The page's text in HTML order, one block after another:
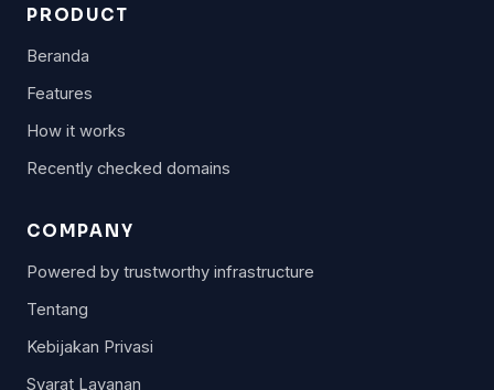
PRODUCT
Beranda
Features
How it works
Recently checked domains
COMPANY
Powered by trustworthy infrastructure
Tentang
Kebijakan Privasi
Syarat Layanan